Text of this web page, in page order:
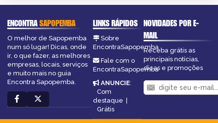
ENCONTRASAPOPEMBA
O melhor de Sapopemba
num só lugar! Dicas, onde
ir, o que fazer, as melhores
empresas, locais, serviços
e muito mais no guia
Encontra Sapopemba.
LINKS RÁPIDOS
Sobre
EncontraSapopemba
Fale com o
EncontraSapopemba
ANUNCIE:
Com
destaque |
Grátis
NOVIDADES POR E-
MAIL
Receba grátis as
principais notícias,
dicas e promoções